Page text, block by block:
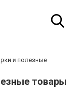
и полезные
товары